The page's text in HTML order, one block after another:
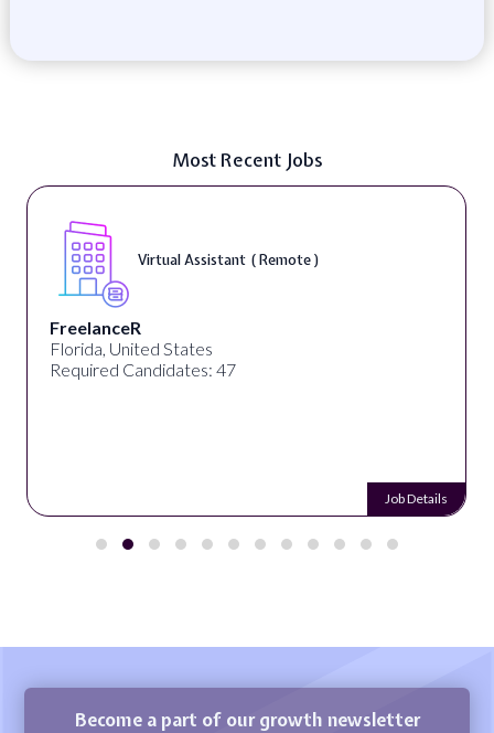
Most Recent Jobs
Virtual Assistant ( Remote )
FreelanceR
Florida, United States
Required Candidates: 47
Job Details
Become a part of our growth newsletter